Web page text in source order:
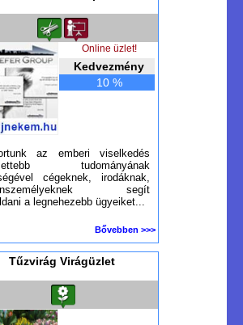
Kedvezmény
10 %
Online üzlet!
az emberi viselkedés
tudományának
cégeknek, irodáknak,
segít
a legnehezebb ügyeiket...
Bővebben >>>
Tűzvirág Virágüzlet